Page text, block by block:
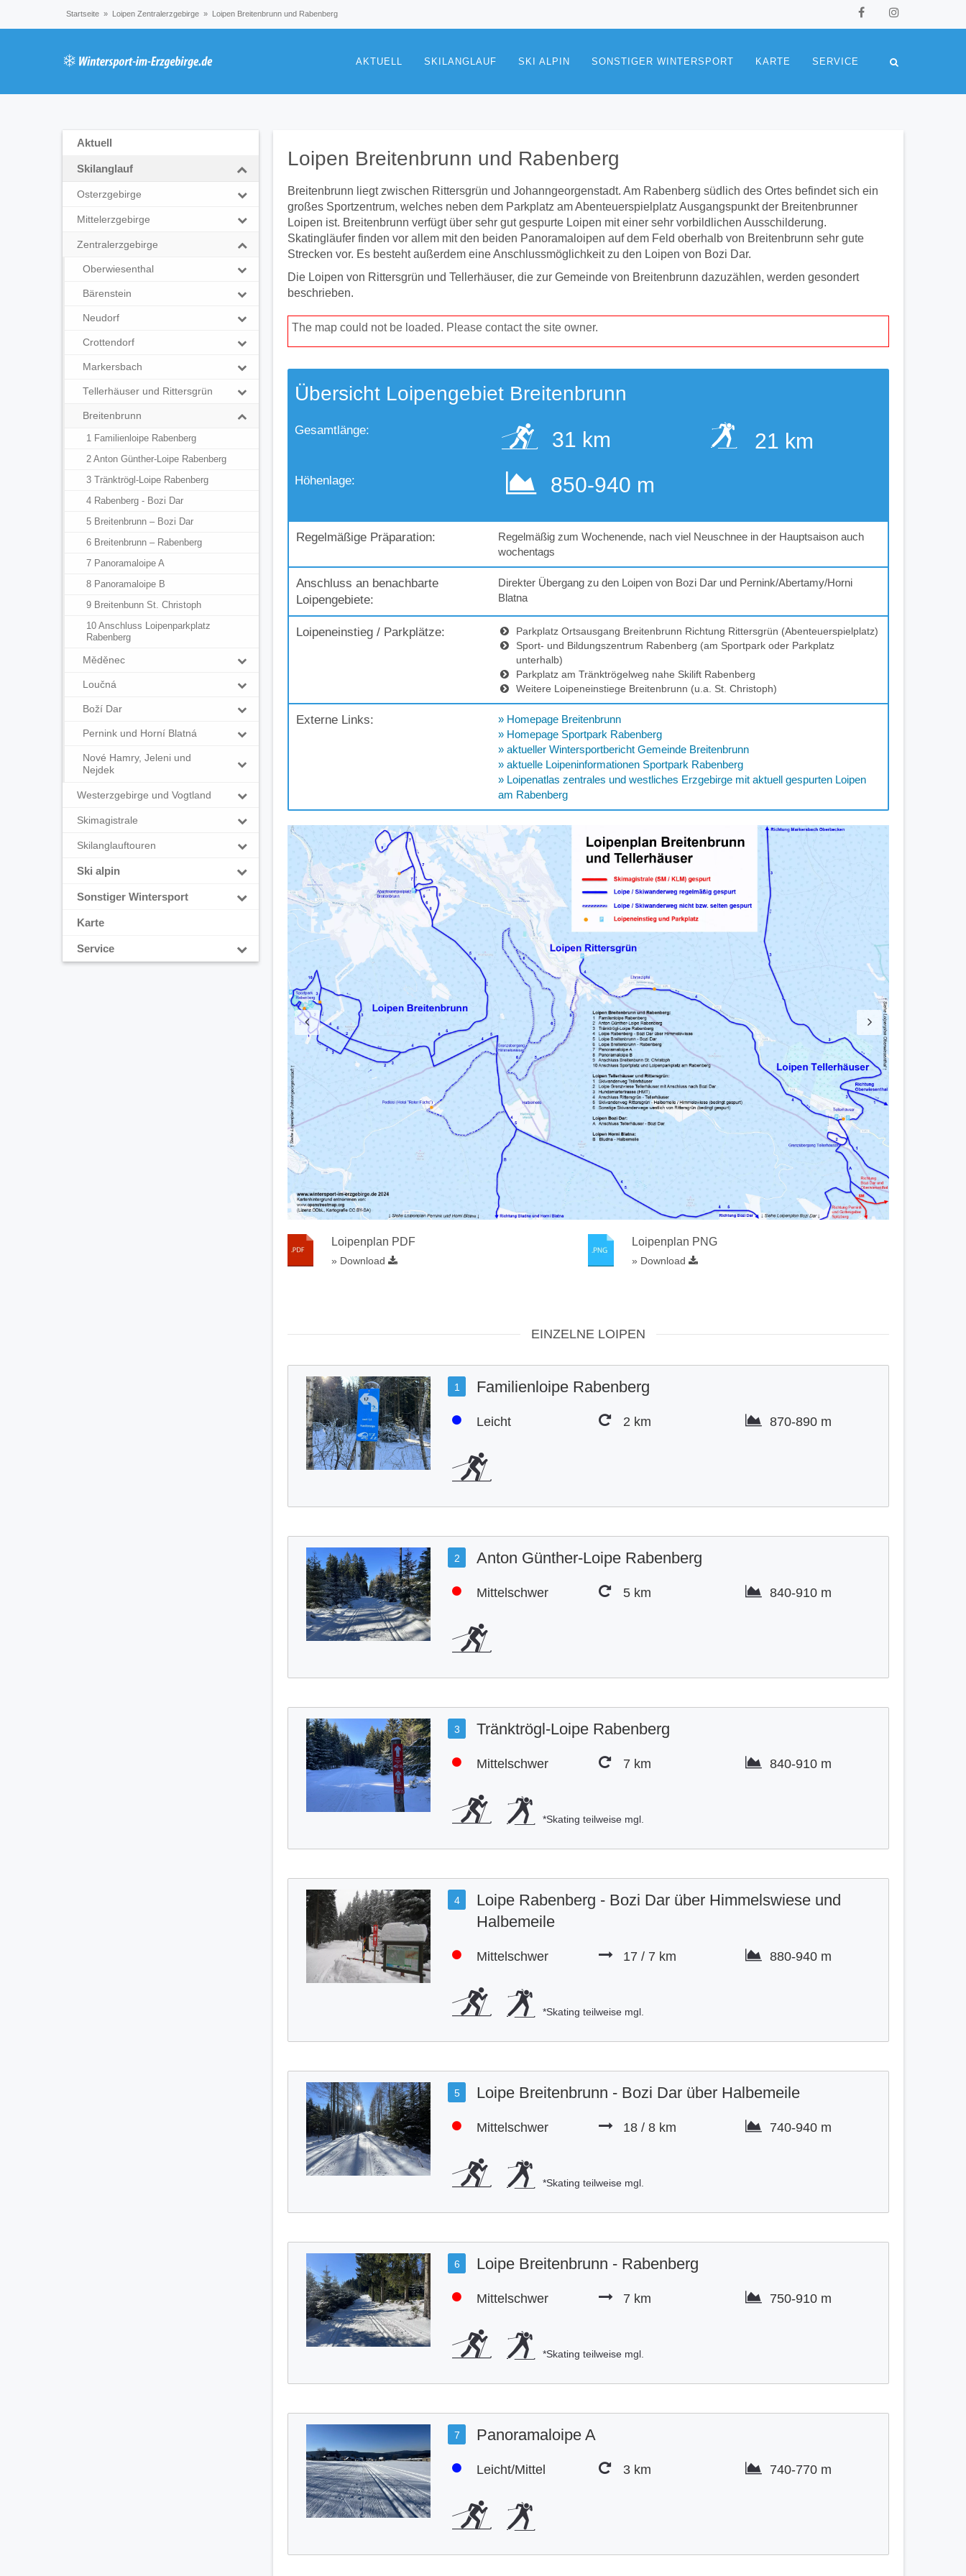
Startseite » Loipen Zentralerzgebirge » Loipen Breitenbrunn und Rabenberg
AKTUELL SKILANGLAUF SKI ALPIN SONSTIGER WINTERSPORT KARTE SERVICE
Loipen Breitenbrunn und Rabenberg
Breitenbrunn liegt zwischen Rittersgrün und Johanngeorgenstadt. Am Rabenberg südlich des Ortes befindet sich ein
großes Sportzentrum, welches neben dem Parkplatz am Abenteuerspielplatz Ausgangspunkt der Breitenbrunner
Loipen ist. Breitenbrunn verfügt über sehr gut gespurte Loipen mit einer sehr vorbildlichen Ausschilderung.
Skatingläufer finden vor allem mit den beiden Panoramaloipen auf dem Feld oberhalb von Breitenbrunn sehr gute
Strecken vor. Es besteht außerdem eine Anschlussmöglichkeit zu den Loipen von Bozi Dar.
Die Loipen von Rittersgrün und Tellerhäuser, die zur Gemeinde von Breitenbrunn dazuzählen, werden gesondert
beschrieben.
The map could not be loaded. Please contact the site owner.
Übersicht Loipengebiet Breitenbrunn
Gesamtlänge: 31 km 21 km
Höhenlage: 850-940 m
Regelmäßige Präparation:
Regelmäßig zum Wochenende, nach viel Neuschnee in der Hauptsaison auch
wochentags
Anschluss an benachbarte
Loipengebiete:
Direkter Übergang zu den Loipen von Bozi Dar und Pernink/Abertamy/Horni
Blatna
Loipeneinstieg / Parkplätze:
Parkplatz Ortsausgang Breitenbrunn Richtung Rittersgrün (Abenteuerspielplatz)
Sport- und Bildungszentrum Rabenberg (am Sportpark oder Parkplatz
unterhalb)
Parkplatz am Tränktrögelweg nahe Skilift Rabenberg
Weitere Loipeneinstiege Breitenbrunn (u.a. St. Christoph)
Externe Links:
» Homepage Breitenbrunn
» Homepage Sportpark Rabenberg
» aktueller Wintersportbericht Gemeinde Breitenbrunn
» aktuelle Loipeninformationen Sportpark Rabenberg
» Loipenatlas zentrales und westliches Erzgebirge mit aktuell gespurten Loipen
am Rabenberg
Loipenplan PDF
» Download
Loipenplan PNG
» Download
EINZELNE LOIPEN
1 Familienloipe Rabenberg
Leicht 2 km 870-890 m
2 Anton Günther-Loipe Rabenberg
Mittelschwer 5 km 840-910 m
3 Tränktrögl-Loipe Rabenberg
Mittelschwer 7 km 840-910 m
*Skating teilweise mgl.
4
Loipe Rabenberg - Bozi Dar über Himmelswiese und
Halbemeile
Mittelschwer 17 / 7 km 880-940 m
*Skating teilweise mgl.
5 Loipe Breitenbrunn - Bozi Dar über Halbemeile
Mittelschwer 18 /8 km 740-940 m
*Skating teilweise mgl.
6 Loipe Breitenbrunn - Rabenberg
Mittelschwer 7 km 750-910 m
*Skating teilweise mgl.
7 Panoramaloipe A
Leicht/Mittel 3 km 740-770 m
Aktuell
Skilanglauf
Osterzgebirge
Mittelerzgebirge
Zentralerzgebirge
Oberwiesenthal
Bärenstein
Neudorf
Crottendorf
Markersbach
Tellerhäuser und Rittersgrün
Breitenbrunn
1 Familienloipe Rabenberg
2 Anton Günther-Loipe Rabenberg
3 Tränktrögl-Loipe Rabenberg
4 Rabenberg - Bozi Dar
5 Breitenbrunn – Bozi Dar
6 Breitenbrunn – Rabenberg
7 Panoramaloipe A
8 Panoramaloipe B
9 Breitenbunn St. Christoph
10 Anschluss Loipenparkplatz
Rabenberg
Měděnec
Loučná
Boží Dar
Pernink und Horní Blatná
Nové Hamry, Jeleni und
Nejdek
Westerzgebirge und Vogtland
Skimagistrale
Skilanglauftouren
Ski alpin
Sonstiger Wintersport
Karte
Service